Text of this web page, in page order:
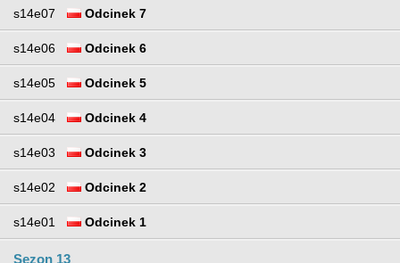
s14e07 Odcinek 7
s14e06 Odcinek 6
s14e05 Odcinek 5
s14e04 Odcinek 4
s14e03 Odcinek 3
s14e02 Odcinek 2
s14e01 Odcinek 1
Sezon 13